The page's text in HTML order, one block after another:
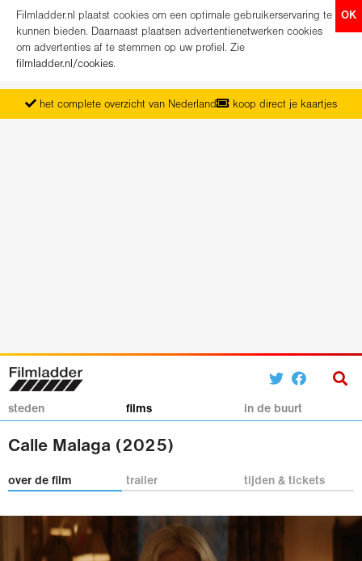
OK
Filmladder.nl plaatst cookies om een optimale gebruikerservaring te
kunnen bieden. Daarnaast plaatsen advertentienetwerken cookies
om advertenties af te stemmen op uw profiel. Zie
filmladder.nl/cookies.
het complete overzicht van Nederland
koop direct je kaartjes
vanaf maandag het nieuwe programma
steden films in de buurt
Calle Malaga (2025)
over de film trailer tijden & tickets